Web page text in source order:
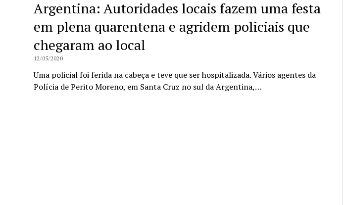
Argentina: Autoridades locais fazem uma festa
em plena quarentena e agridem policiais que
chegaram ao local
12/05/2020
Uma policial foi ferida na cabeça e teve que ser hospitalizada. Vários agentes da
Polícia de Perito Moreno, em Santa Cruz no sul da Argentina,…